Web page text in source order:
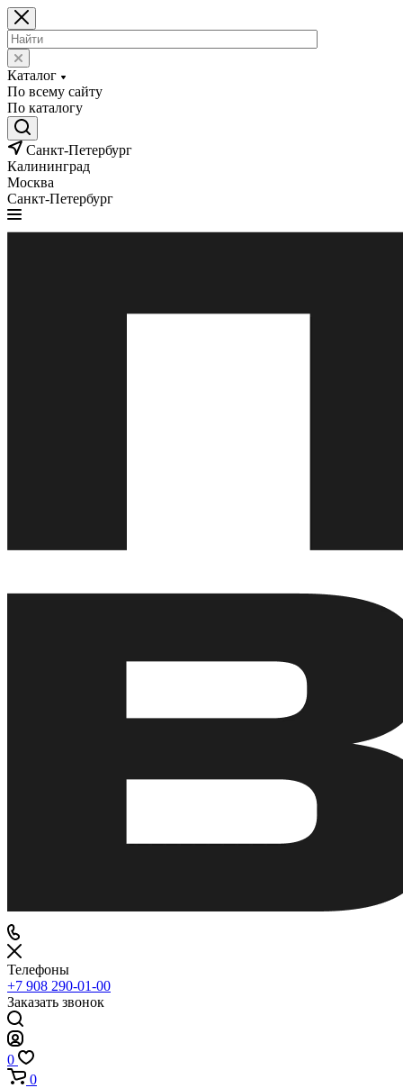
Каталог
По всему сайту
По каталогу
Санкт-Петербург
Калининград
Москва
Санкт-Петербург
Телефоны
+7 908 290-01-00
Заказать звонок
0
0